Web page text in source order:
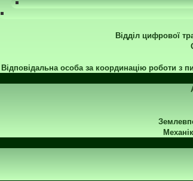
Відділ цифрової
Відповідальна особа за координацію роботи з